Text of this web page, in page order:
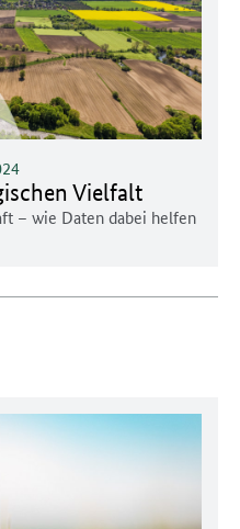
Vielfalt
– wie Daten dabei helfen